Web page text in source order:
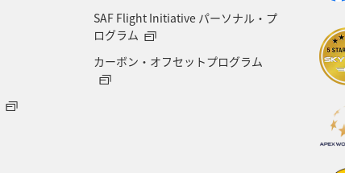
SAF Flight Initiative パーソナル・プ
ログラム
カーボン・オフセットプログラム